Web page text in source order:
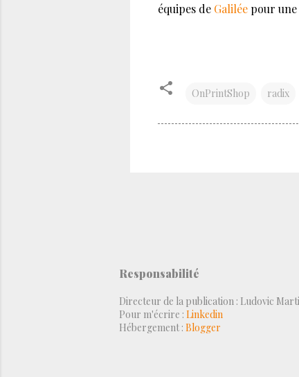
équipes de Galilée pour
OnPrintShop radix
Responsabilité
Directeur de la publication : Ludovic
Pour m'écrire : Linkedin
Hébergement : Blogger